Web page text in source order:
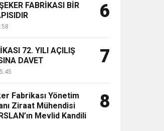
FABRİKASI BİR
6
72. YILI AÇILIŞ
DAVET
7
Fabrikası Yönetim
Ziraat Mühendisi
Mevlid Kandili
8